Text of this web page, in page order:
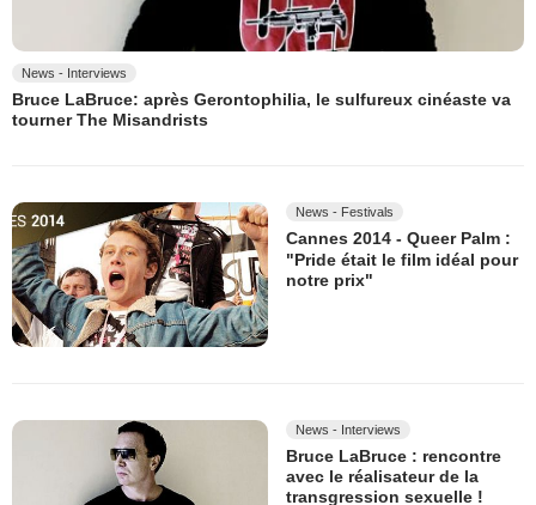
News - Interviews
Bruce LaBruce: après Gerontophilia, le sulfureux cinéaste va
tourner The Misandrists
News - Festivals
Cannes 2014 - Queer Palm :
"Pride était le film idéal pour
notre prix"
News - Interviews
Bruce LaBruce : rencontre
avec le réalisateur de la
transgression sexuelle !